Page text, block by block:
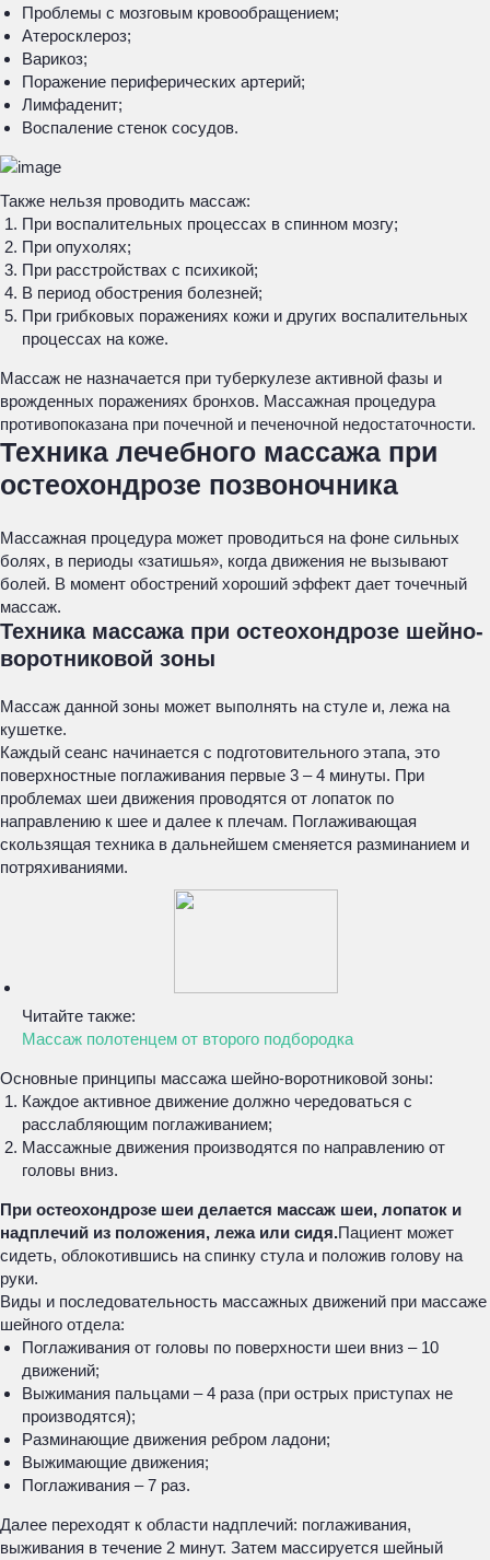
Проблемы с мозговым кровообращением;
Атеросклероз;
Варикоз;
Поражение периферических артерий;
Лимфаденит;
Воспаление стенок сосудов.
Также нельзя проводить массаж:
При воспалительных процессах в спинном мозгу;
При опухолях;
При расстройствах с психикой;
В период обострения болезней;
При грибковых поражениях кожи и других воспалительных
процессах на коже.
Массаж не назначается при туберкулезе активной фазы и
врожденных поражениях бронхов. Массажная процедура
противопоказана при почечной и печеночной недостаточности.
Техника лечебного массажа при
остеохондрозе позвоночника
Массажная процедура может проводиться на фоне сильных
болях, в периоды «затишья», когда движения не вызывают
болей. В момент обострений хороший эффект дает точечный
массаж.
Техника массажа при остеохондрозе шейно-
воротниковой зоны
Массаж данной зоны может выполнять на стуле и, лежа на
кушетке.
Каждый сеанс начинается с подготовительного этапа, это
поверхностные поглаживания первые 3 – 4 минуты. При
проблемах шеи движения проводятся от лопаток по
направлению к шее и далее к плечам. Поглаживающая
скользящая техника в дальнейшем сменяется разминанием и
потряхиваниями.
Читайте также:
Массаж полотенцем от второго подбородка
Основные принципы массажа шейно-воротниковой зоны:
Каждое активное движение должно чередоваться с
расслабляющим поглаживанием;
Массажные движения производятся по направлению от
головы вниз.
При остеохондрозе шеи делается массаж шеи, лопаток и
надплечий из положения, лежа или сидя.Пациент может
сидеть, облокотившись на спинку стула и положив голову на
руки.
Виды и последовательность массажных движений при массаже
шейного отдела:
Поглаживания от головы по поверхности шеи вниз – 10
движений;
Выжимания пальцами – 4 раза (при острых приступах не
производятся);
Разминающие движения ребром ладони;
Выжимающие движения;
Поглаживания – 7 раз.
Далее переходят к области надплечий: поглаживания,
выживания в течение 2 минут. Затем массируется шейный